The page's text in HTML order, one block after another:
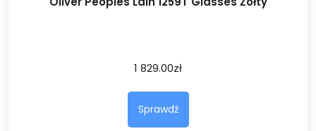
1 829.00zł
Sprawdź